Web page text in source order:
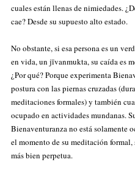
cuales están llenas de nimiedades.
cae? Desde su supuesto alto estado.
No obstante, si esa persona es un
en vida, un jīvanmukta, su caída es
¿Por qué? Porque experimenta
postura con las piernas cruzadas
meditaciones formales) y también
ocupado en actividades mundanas.
Bienaventuranza no está solamente
el momento de su meditación formal,
más bien perpetua.